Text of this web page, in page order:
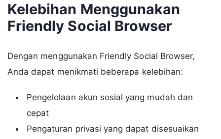
Kelebihan Menggunakan
Friendly Social Browser
Dengan menggunakan Friendly Social Browser,
Anda dapat menikmati beberapa kelebihan:
Pengelolaan akun sosial yang mudah dan
cepat
Pengaturan privasi yang dapat disesuaikan